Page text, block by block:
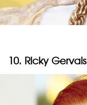
10. Ricky Gervais